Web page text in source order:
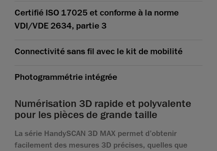
Certifié ISO 17025 et conforme à la norme
VDI/VDE 2634, partie 3
Connectivité sans fil avec le kit de mobilité
Photogrammétrie intégrée
Numérisation 3D rapide et polyvalente
pour les pièces de grande taille
La série HandySCAN 3D MAX permet d’obtenir
facilement des mesures 3D précises, quelles que